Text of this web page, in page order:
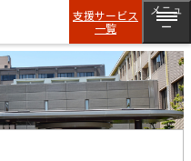
支援サービス
一覧
メニュ
ー